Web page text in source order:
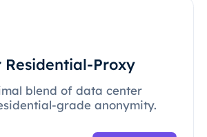
Residential-Proxy
blend of data center
grade anonymity.